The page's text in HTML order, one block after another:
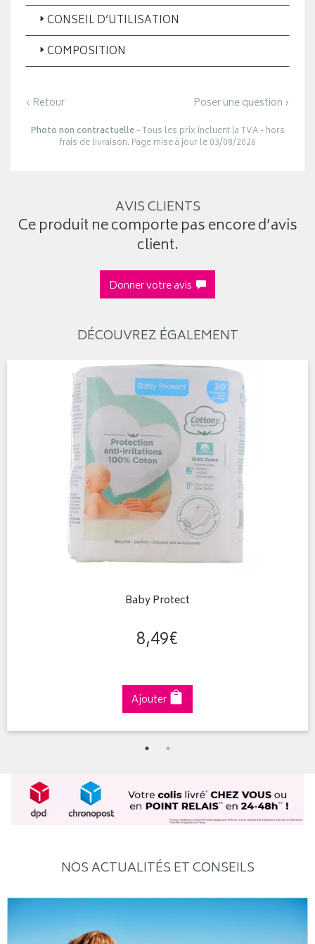
CONSEIL D’UTILISATION
COMPOSITION
‹ Retour Poser une question ›
Photo non contractuelle- Tous les prix incluent la TVA - hors
frais de livraison. Page mise à jour le 03/08/2026
AVIS CLIENTS
Ce produit ne comporte pas encore d’avis
client.
Donner votre avis
DÉCOUVREZ ÉGALEMENT
Baby Protect
8,49€
Ajouter
NOS ACTUALITÉS ET CONSEILS